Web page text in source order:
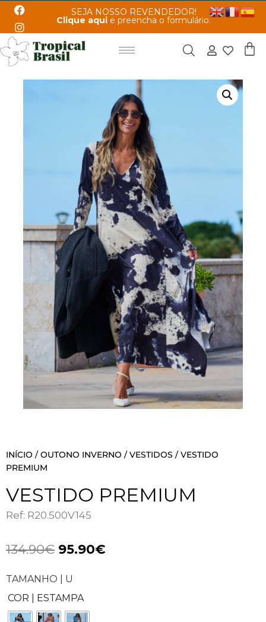
SEJA NOSSO REVENDEDOR!
Clique aqui e preencha o formulário.
INÍCIO /OUTONO INVERNO /VESTIDOS / VESTIDO
PREMIUM
VESTIDO PREMIUM
Ref: R20.500V145
134.90€ 95.90€
TAMANHO | U
COR | ESTAMPA